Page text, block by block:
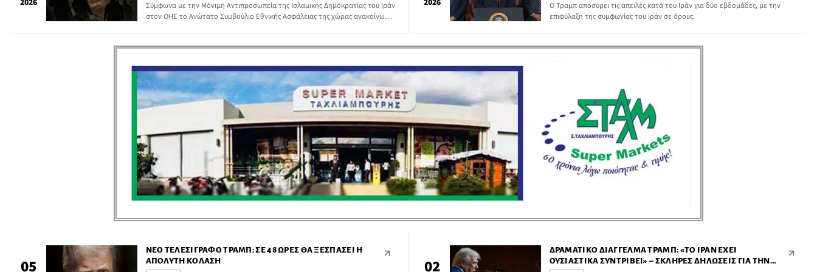
Σύμφωνα με την Μόνιμη Αντιπροσωπεία της Ισλαμικής Δημοκρατίας του Ιράν
στον ΟΗΕ το Ανώτατο Συμβούλιο Εθνικής Ασφάλειας της χώρας ανακοίνωσε
ιστορική αδυναμία και διαρκή ήττα», υποστηρίζοντας ότι η συνέχιση της
Ο Τραμπ αποσύρει τις απειλές κατά του Ιράν για δύο εβδομάδες, με την
επιφύλαξη της συμφωνίας του Ιράν σε όρους.
05
ΝΈΟ ΤΕΛΕΣΊΓΡΑΦΟ ΤΡΑΜΠ: ΣΕ 48 ΏΡΕΣ ΘΑ ΞΕΣΠΆΣΕΙ Η
ΑΠΌΛΥΤΗ ΚΌΛΑΣΗ
02
ΔΡΑΜΑΤΙΚΌ ΔΙΆΓΓΕΛΜΑ ΤΡΑΜΠ: «ΤΟ ΙΡΆΝ ΈΧΕΙ
ΟΥΣΙΑΣΤΙΚΆ ΣΥΝΤΡΙΒΕΊ» – ΣΚΛΗΡΈΣ ΔΗΛΏΣΕΙΣ ΓΙΑ ΤΗΝ